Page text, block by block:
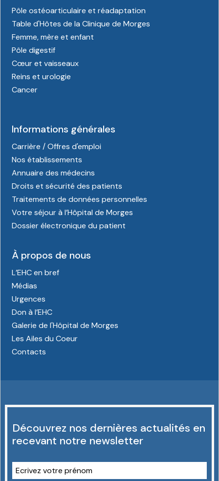
Pôle ostéoarticulaire et réadaptation
Table d'Hôtes de la Clinique de Morges
Femme, mère et enfant
Pôle digestif
Cœur et vaisseaux
Reins et urologie
Cancer
Informations générales
Carrière / Offres d'emploi
Nos établissements
Annuaire des médecins
Droits et sécurité des patients
Traitements de données personnelles
Votre séjour à l’Hôpital de Morges
Dossier électronique du patient
À propos de nous
L’EHC en bref
Médias
Urgences
Don à l’EHC
Galerie de l'Hôpital de Morges
Les Ailes du Coeur
Contacts
Découvrez nos dernières actualités en
recevant notre newsletter